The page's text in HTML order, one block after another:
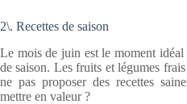
2\. Recettes de saison
Le mois de juin est le moment idéal
de saison. Les fruits et légumes
ne pas proposer des recettes
mettre en valeur ?